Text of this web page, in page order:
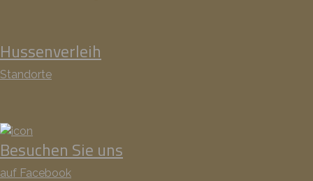
Hussenverleih
Standorte
Besuchen Sie uns
auf Facebook